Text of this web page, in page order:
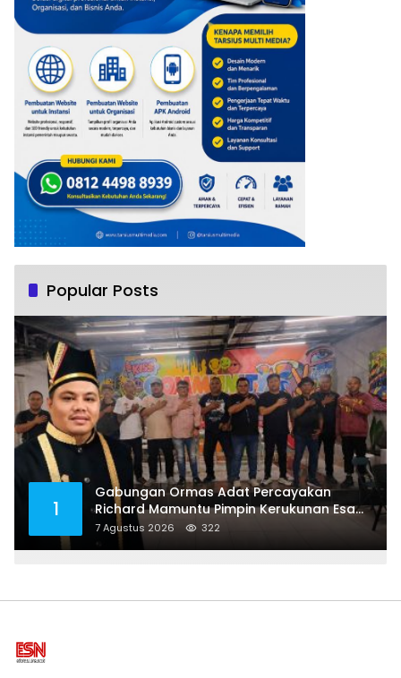
Popular Posts
1
Gabungan Ormas Adat Percayakan
Richard Mamuntu Pimpin Kerukunan Esa
Keter Kota Bitung
7 Agustus 2026 322